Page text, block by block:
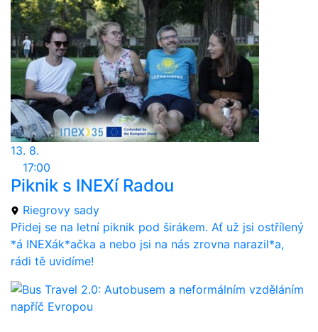
13. 8.
17:00
Piknik s INEXí Radou
Riegrovy sady
Přidej se na letní piknik pod širákem. Ať už jsi ostřílený
*á INEXák*ačka a nebo jsi na nás zrovna narazil*a,
rádi tě uvidíme!